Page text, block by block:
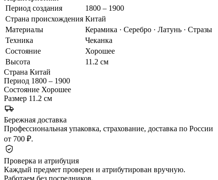
Период создания
1800 – 1900
Страна происхождения Китай
Материалы
Керамика · Серебро · Латунь · Стразы
Техника
Чеканка
Состояние
Хорошее
Высота
11.2 см
Страна Китай
Период 1800 – 1900
Состояние Хорошее
Размер 11.2 см
Бережная доставка
Профессиональная упаковка, страхование, доставка по России
от 700 ₽.
Проверка и атрибуция
Каждый предмет проверен и атрибутирован вручную.
Работаем без посредников.